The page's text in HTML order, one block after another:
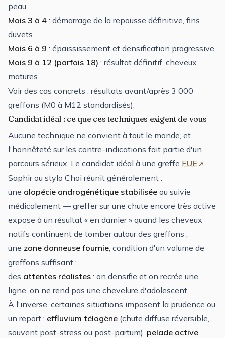
peau.
Mois 3 à 4 : démarrage de la repousse définitive, fins
duvets.
Mois 6 à 9 : épaississement et densification progressive.
Mois 9 à 12 (parfois 18) : résultat définitif, cheveux
matures.
Voir des cas concrets : résultats avant/après 3 000
greffons (M0 à M12 standardisés).
Candidat idéal : ce que ces techniques exigent de vous
Aucune technique ne convient à tout le monde, et
l'honnêteté sur les contre-indications fait partie d'un
parcours sérieux. Le candidat idéal à une greffe FUE
Saphir ou stylo Choi réunit généralement :
une alopécie androgénétique stabilisée ou suivie
médicalement — greffer sur une chute encore très active
expose à un résultat « en damier » quand les cheveux
natifs continuent de tomber autour des greffons ;
une zone donneuse fournie , condition d'un volume de
greffons suffisant ;
des attentes réalistes : on densifie et on recrée une
ligne, on ne rend pas une chevelure d'adolescent.
À l'inverse, certaines situations imposent la prudence ou
un report : effluvium télogène (chute diffuse réversible,
souvent post-stress ou post-partum), pelade active